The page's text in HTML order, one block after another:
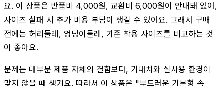
요. 이 상품은 반품비 4,000원, 교환비 6,000원이 안내돼 있어,
사이즈 실패 시 추가 비용 부담이 생길 수 있어요. 그래서 구매
전에는 허리둘레, 엉덩이둘레, 기존 착용 사이즈를 비교하는 것
이 좋아요.
문제는 대부분 제품 자체의 결함보다, 기대치와 실사용 환경이
맞지 않을 때 생겨요. 따라서 이 상품은 "부드러운 기본형 속